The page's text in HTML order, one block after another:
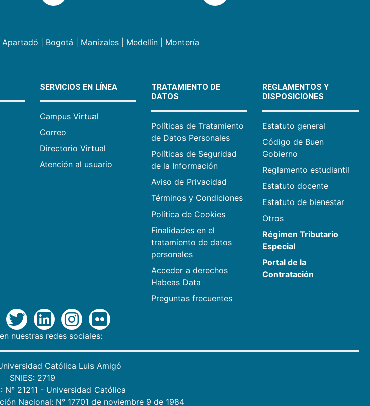
Apartadó Bogotá Manizales| Medellín| Montería
SERVICIOS EN LÍNEA
Campus Virtual
Correo
Directorio Virtual
Atención al usuario
TRATAMIENTO DE
DATOS
Políticas de Tratamiento
de Datos Personales
Políticas de Seguridad
de la Información
Aviso de Privacidad
Términos y Condiciones
Política de Cookies
Finalidades en el
tratamiento de datos
personales
Acceder a derechos
Habeas Data
Preguntas frecuentes
REGLAMENTOS Y
DISPOSICIONES
Estatuto general
Código de Buen
Gobierno
Reglamento estudiantil
Estatuto docente
Estatuto de bienestar
Otros
Régimen Tributario
Especial
Portal de la
Contratación
nuestras redes sociales:
Católica Luis Amigó
SNIES: 2719
N° 21211 - Universidad Católica
Nacional: N° 17701 de noviembre 9 de 1984